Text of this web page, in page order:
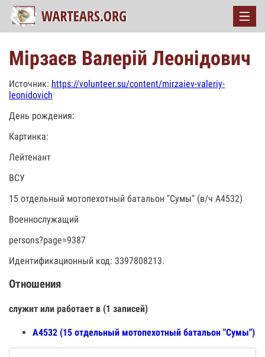
Мірзаєв Валерій Леонідович
Источник: https://volunteer.su/content/mirzaiev-valeriy-
leonidovich
День рождения:
Картинка:
Лейтенант
ВСУ
15 отдельный мотопехотный батальон "Сумы" (в/ч А4532)
Военнослужащий
persons?page=9387
Идентификационный код: 3397808213.
Отношения
служит или работает в (1 записей)
А4532 (15 отдельный мотопехотный батальон "Сумы")